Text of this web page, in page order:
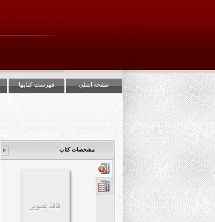
صفحه اصلی فهرست کتابها
مشخصات کتاب